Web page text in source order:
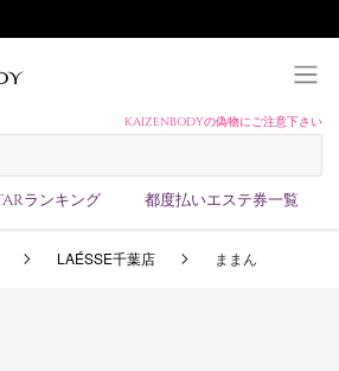
KAIZENBODYの偽物にご注意下さい
ランキング 都度払いエステ券一覧
予約方法
サロンランキング
LAÉSSE千葉店 ままん